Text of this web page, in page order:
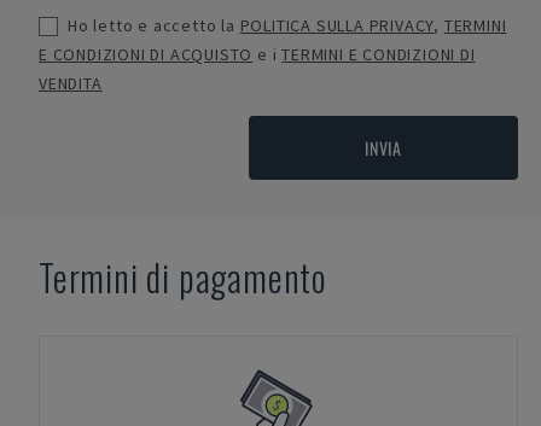
Ho letto e accetto la POLITICA SULLA PRIVACY, TERMINI
E CONDIZIONI DI ACQUISTO e iTERMINI E CONDIZIONI DI
VENDITA
INVIA
Termini di pagamento